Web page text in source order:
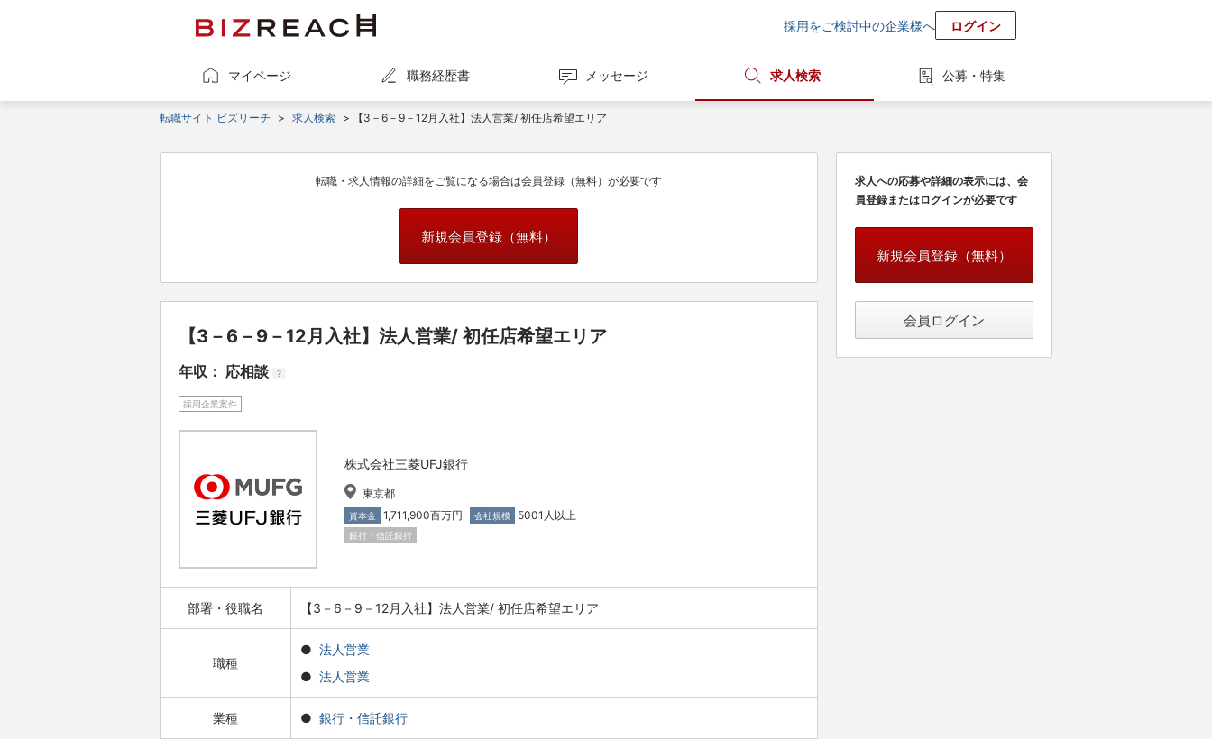
採用をご検討中の企業様へ ログイン
マイページ 職務経歴書 メッセージ 求人検索 公募・特集
転職サイト ビズリーチ > 求人検索 > 【3－6－9－12月入社】法人営業/ 初任店希望エリア
転職・求人情報の詳細をご覧になる場合は会員登録（無料）が必要です
新規会員登録（無料）
【3－6－9－12月入社】法人営業/ 初任店希望エリア
年収： 応相談 ?
採用企業案件
株式会社三菱UFJ銀行
東京都
資本金 1,711,900百万円 会社規模 5001人以上
銀行・信託銀行
部署・役職名 【3－6－9－12月入社】法人営業/ 初任店希望エリア
職種
法人営業
法人営業
業種 銀行・信託銀行
求人への応募や詳細の表示には、会
員登録またはログインが必要です
新規会員登録（無料）
会員ログイン